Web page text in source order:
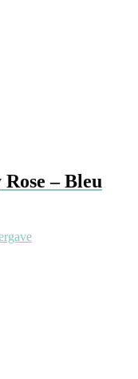
– Bleu